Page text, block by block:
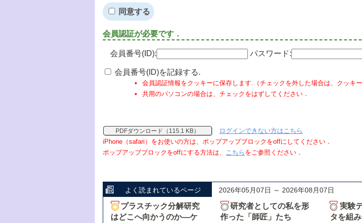
同意する
会員認証が必要です．
会員番号(ID): パスワード:
会員番号(ID)を記録する.
会員認証情報をクッキーに保存します.（チェックを外した場合は、クッキー
共用のパソコンの場合は、チェックをはずしてください．
PDFダウンロード（115.1 KB）
ログインできない方はこちら
iPhone（safari）をお使いの方は、ポップアップブロックをoffにしてください．
ポップアップブロックをoffにする方法は、 こちら をご参照ください．
よく読まれているページ 2026年05月07日 ～ 2026年08月07日
プラスチック分解研究
はどこへ向かうのか―ケ
研究者としての私を形
作った「師匠」たち
実験
タを組